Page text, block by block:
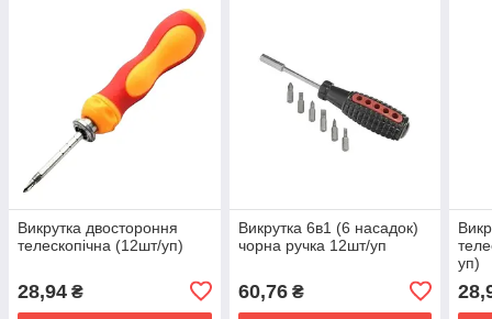
Викрутка двостороння
телескопічна (12шт/уп)
28,94 ₴
Викрутка 6в1 (6 насадок)
чорна ручка 12шт/уп
60,76₴
уп)